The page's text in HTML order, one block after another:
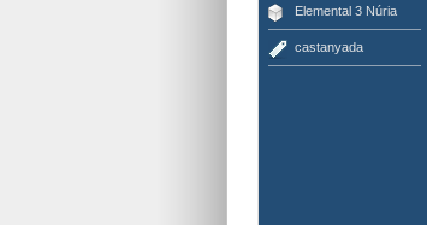
Elemental 3 Núria
castanyada